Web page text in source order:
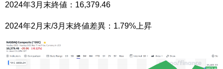
2024年3月末終値：16,379.46
2024年2月末/3月末終値差異：1.79%上昇